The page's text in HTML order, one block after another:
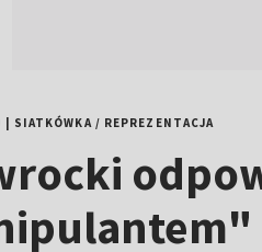
SIATKÓWKA/ REPREZENTACJA